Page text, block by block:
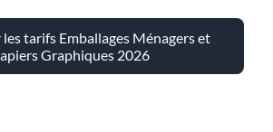
les tarifs Emballages Ménagers et
Graphiques 2026